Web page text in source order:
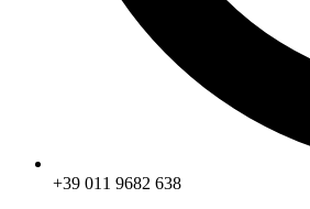
+39 011 9682 638